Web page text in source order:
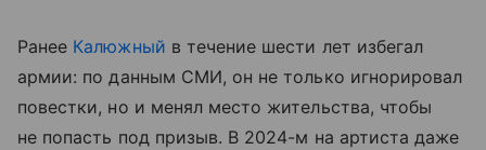
Ранее Калюжный в течение шести лет избегал
армии: по данным СМИ, он не только игнорировал
повестки, но и менял место жительства, чтобы
не попасть под призыв. В 2024-м на артиста даже